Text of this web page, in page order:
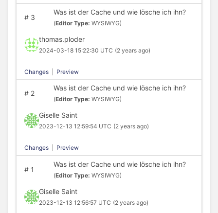
#3
Was ist der Cache und wie lösche ich ihn?
(Editor Type: WYSIWYG)
thomas.ploder
2024-03-18 15:22:30 UTC (2 years ago)
Changes Preview
#2
Was ist der Cache und wie lösche ich ihn?
(Editor Type: WYSIWYG)
Giselle Saint
2023-12-13 12:59:54 UTC (2 years ago)
Changes Preview
#1
Was ist der Cache und wie lösche ich ihn?
(Editor Type: WYSIWYG)
Giselle Saint
2023-12-13 12:56:57 UTC (2 years ago)